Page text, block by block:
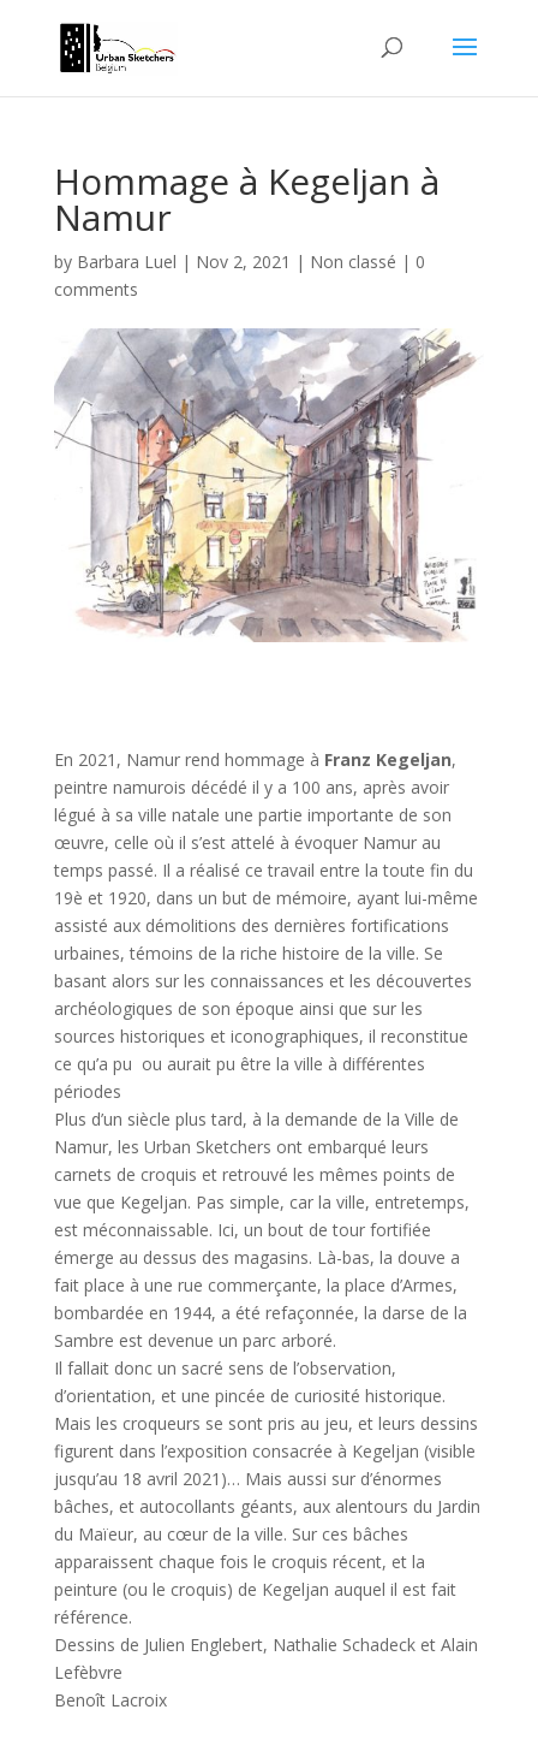
Hommage à Kegeljan à
Namur
by Barbara Luel | Nov 2, 2021 | Non classé | 0
comments
En 2021, Namur rend hommage à Franz Kegeljan,
peintre namurois décédé il y a 100 ans, après avoir
légué à sa ville natale une partie importante de son
œuvre, celle où il s’est attelé à évoquer Namur au
temps passé. Il a réalisé ce travail entre la toute fin du
19è et 1920, dans un but de mémoire, ayant lui-même
assisté aux démolitions des dernières fortifications
urbaines, témoins de la riche histoire de la ville. Se
basant alors sur les connaissances et les découvertes
archéologiques de son époque ainsi que sur les
sources historiques et iconographiques, il reconstitue
ce qu’a pu ou aurait pu être la ville à différentes
périodes
Plus d’un siècle plus tard, à la demande de la Ville de
Namur, les Urban Sketchers ont embarqué leurs
carnets de croquis et retrouvé les mêmes points de
vue que Kegeljan. Pas simple, car la ville, entretemps,
est méconnaissable. Ici, un bout de tour fortifiée
émerge au dessus des magasins. Là-bas, la douve a
fait place à une rue commerçante, la place d’Armes,
bombardée en 1944, a été refaçonnée, la darse de la
Sambre est devenue un parc arboré.
Il fallait donc un sacré sens de l’observation,
d’orientation, et une pincée de curiosité historique.
Mais les croqueurs se sont pris au jeu, et leurs dessins
figurent dans l’exposition consacrée à Kegeljan (visible
jusqu’au 18 avril 2021)… Mais aussi sur d’énormes
bâches, et autocollants géants, aux alentours du Jardin
du Maïeur, au cœur de la ville. Sur ces bâches
apparaissent chaque fois le croquis récent, et la
peinture (ou le croquis) de Kegeljan auquel il est fait
référence.
Dessins de Julien Englebert, Nathalie Schadeck et Alain
Lefèbvre
Benoît Lacroix